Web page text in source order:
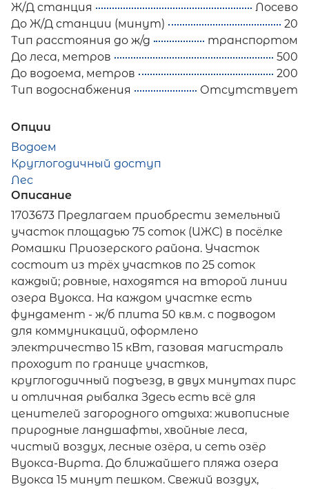
Ж/Д станция
Лосево
До Ж/Д станции (минут)
20
Тип расстояния до ж/д
транспортом
До леса, метров
500
До водоема, метров
200
Тип водоснабжения
Отсутствует
Опции
Водоем
Круглогодичный доступ
Лес
Описание
1703673 Предлагаем приобрести земельный
участок площадью 75 соток (ИЖС) в посёлке
Ромашки Приозерского района. Участок
состоит из трёх участков по 25 соток
каждый; ровные, находятся на второй линии
озера Вуокса. На каждом участке есть
фундамент - ж/б плита 50 кв.м. с подводом
для коммуникаций, оформлено
электричество 15 кВт, газовая магистраль
проходит по границе участков,
круглогодичный подъезд, в двух минутах пирс
и отличная рыбалка Здесь есть всё для
ценителей загородного отдыха: живописные
природные ландшафты, хвойные леса,
чистый воздух, лесные озёра, и сеть озёр
Вуокса-Вирта. До ближайшего пляжа озера
Вуокса 15 минут пешком. Свежий воздух,